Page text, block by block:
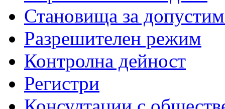
Становища за
Разрешителен режим
Контролна дейност
Регистри